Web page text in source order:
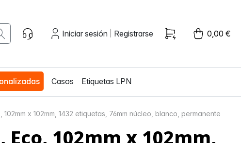
Iniciar sesión Registrarse 0,00 €
Casos Etiquetas LPN
x 102mm, 1432 etiquetas, 76mm núcleo, blanco, permanente
102mm x 102mm,